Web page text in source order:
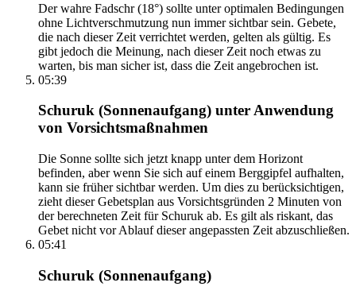
Der wahre Fadschr (18°) sollte unter optimalen Bedingungen
ohne Lichtverschmutzung nun immer sichtbar sein. Gebete,
die nach dieser Zeit verrichtet werden, gelten als gültig. Es
gibt jedoch die Meinung, nach dieser Zeit noch etwas zu
warten, bis man sicher ist, dass die Zeit angebrochen ist.
05:39
Schuruk (Sonnenaufgang) unter Anwendung
von Vorsichtsmaßnahmen
Die Sonne sollte sich jetzt knapp unter dem Horizont
befinden, aber wenn Sie sich auf einem Berggipfel aufhalten,
kann sie früher sichtbar werden. Um dies zu berücksichtigen,
zieht dieser Gebetsplan aus Vorsichtsgründen 2 Minuten von
der berechneten Zeit für Schuruk ab. Es gilt als riskant, das
Gebet nicht vor Ablauf dieser angepassten Zeit abzuschließen.
05:41
Schuruk (Sonnenaufgang)